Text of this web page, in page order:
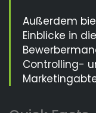
Außerdem
Einblicke in
Controlling-